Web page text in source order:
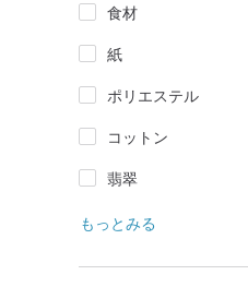
食材
紙
ポリエステル
コットン
翡翠
もっとみる